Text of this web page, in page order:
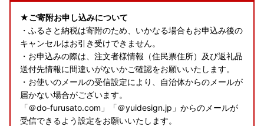
★ご寄附お申し込みについて
・ふるさと納税は寄附のため、いかなる場合もお申込み後の
キャンセルはお引き受けできません。
・お申込みの際は、注文者様情報（住民票住所）及び返礼品
送付先情報に間違いがないかご確認をお願いいたします。
・お使いのメールの受信設定により、自治体からのメールが
届かない場合がございます。
「＠do-furusato.com」「＠yuidesign.jp」からのメールが
受信できるよう設定をお願いいたします。